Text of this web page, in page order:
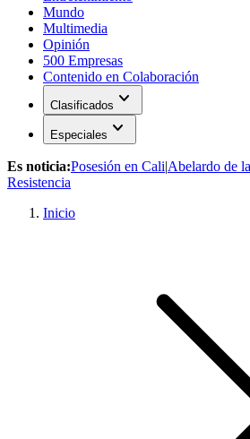
Mundo
Multimedia
Opinión
500 Empresas
Contenido en Colaboración
Clasificados expand_more
Especiales expand_more
Es noticia:Posesión en Cali|Abelardo de
Resistencia
Inicio